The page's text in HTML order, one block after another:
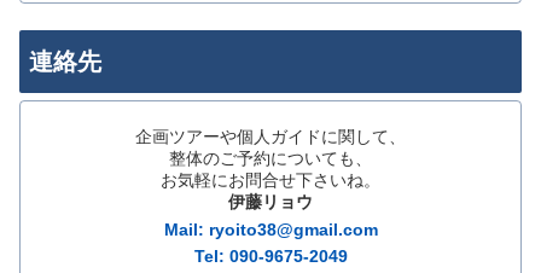
連絡先
企画ツアーや個人ガイドに関して、
整体のご予約についても、
お気軽にお問合せ下さいね。
伊藤リョウ
Mail: ryoito38@gmail.com
Tel: 090-9675-2049